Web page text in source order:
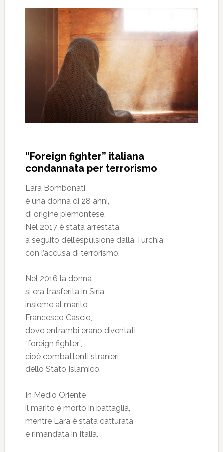
“Foreign fighter” italiana
condannata per terrorismo
Lara Bombonati
è una donna di 28 anni,
di origine piemontese.
Nel 2017 è stata arrestata
a seguito dell’espulsione dalla Turchia
con l’accusa di terrorismo.
Nel 2016 la donna
si era trasferita in Siria,
insieme al marito
Francesco Cascio,
dove entrambi erano diventati
“foreign fighter”,
cioè combattenti stranieri
dello Stato Islamico.
In Medio Oriente
il marito è morto in battaglia,
mentre Lara è stata catturata
e rimandata in Italia.